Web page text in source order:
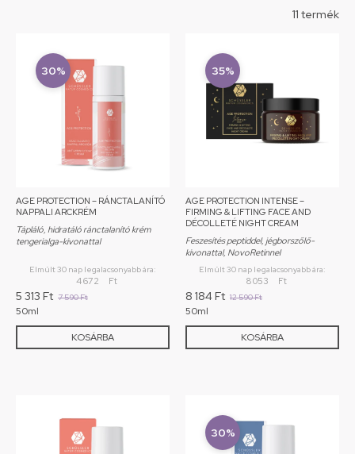
11 termék
30%
AGE PROTECTION – RÁNCTALANÍTÓ
NAPPALI ARCKRÉM
Tápláló, hidratáló ránctalanító krém
tengerialga-kivonattal
KOSÁRBA
Elmúlt 30 nap legalacsonyabb ára:
4 672 Ft
7 590Ft
5 313 Ft
50ml
35%
AGE PROTECTION INTENSE –
FIRMING & LIFTING FACE AND
DÉCOLLETÉ NIGHT CREAM
Feszesítés peptiddel, jégborszőlő-
kivonattal, NovoRetinnel
KOSÁRBA
Elmúlt 30 nap legalacsonyabb ára:
8 053 Ft
12 590Ft
8 184Ft
50ml
30%